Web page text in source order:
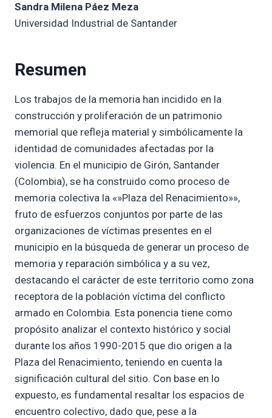
Sandra Milena Páez Meza
Universidad Industrial de Santander
Resumen
Los trabajos de la memoria han incidido en la
construcción y proliferación de un patrimonio
memorial que refleja material y simbólicamente la
identidad de comunidades afectadas por la
violencia. En el municipio de Girón, Santander
(Colombia), se ha construido como proceso de
memoria colectiva la «»Plaza del Renacimiento»»,
fruto de esfuerzos conjuntos por parte de las
organizaciones de víctimas presentes en el
municipio en la búsqueda de generar un proceso de
memoria y reparación simbólica y a su vez,
destacando el carácter de este territorio como zona
receptora de la población víctima del conflicto
armado en Colombia. Esta ponencia tiene como
propósito analizar el contexto histórico y social
durante los años 1990-2015 que dio origen a la
Plaza del Renacimiento, teniendo en cuenta la
significación cultural del sitio. Con base en lo
expuesto, es fundamental resaltar los espacios de
encuentro colectivo, dado que, pese a la